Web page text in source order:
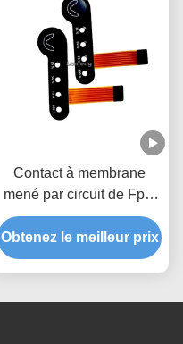
Contact à membrane
mené par circuit de Fpc,
clavier numérique
extérieur mat de contact à
membrane
Obtenez le meilleur prix